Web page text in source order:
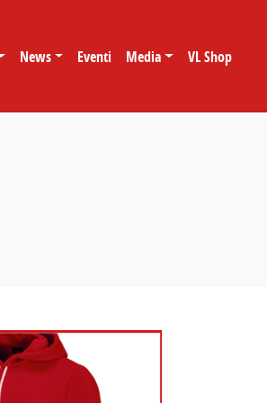
News Eventi Media VL Shop